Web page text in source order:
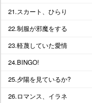
21.スカート、ひらり
22.制服が邪魔をする
23.軽蔑していた愛情
24.BINGO!
25.夕陽を見ているか?
26.ロマンス、イラネ